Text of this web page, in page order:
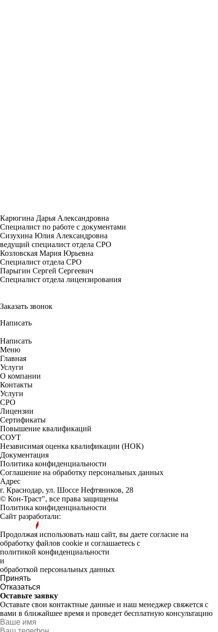
Карюгина Дарья Александровна
Cпециалист по работе с документами
Сизухина Юлия Александровна
ведущий специалист отдела СРО
Козловская Мария Юрьевна
Специалист отдела СРО
Парыгин Сергей Сергеевич
Специалист отдела лицензирования
Заказать звонок
Написать
Написать
Меню
Главная
Услуги
О компании
Контакты
Услуги
СРО
Лицензии
Сертификаты
Повышение квалификаций
СОУТ
Независимая оценка квалификации (НОК)
Документация
Политика конфиденциальности
Соглашение на обработку персональных данных
Адрес
г. Краснодар, ул. Шоссе Нефтяников, 28
© Кон-Траст", все права защищены
Политика конфиденциальности
Сайт разработали:
Продолжая использовать наш сайт, вы даете согласие на
обработку файлов cookie и соглашаетесь с
политикой конфиденциальности
и
обработкой персональных данных
Принять
Отказаться
Оставьте заявку
Оставьте свои контактные данные и наш менеджер свяжется с
вами в ближайшее время и проведет бесплатную консультацию